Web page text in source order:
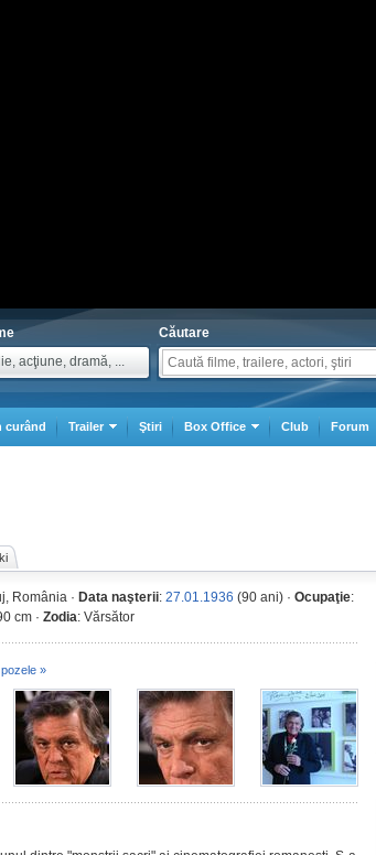
acţiune, dramă, ...
Căutare
curând Trailer Ştiri Box Office Club Forum
România · Data naşterii: 27.01.1936 (90 ani) · Ocupaţie:
cm · Zodia: Vărsător
»